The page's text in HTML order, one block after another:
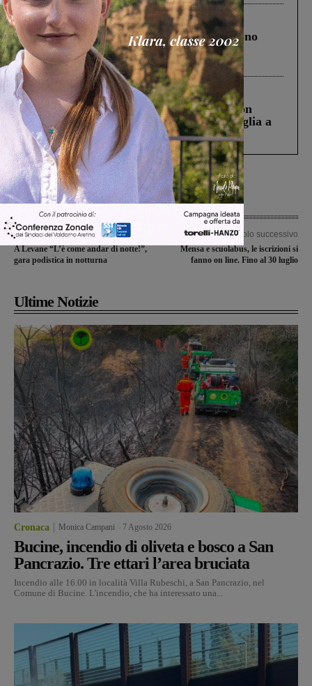
Cronaca 4 Agosto 2026
Un anno fa la strage in A1 in cui morirono
Gianni, Giulia e Franco. Lo schianto, il
processo, lo stop ai sorpassi fra tir....
Cronaca 3 Agosto 2026
Scomparso da una struttura di Castiglion
Fiorentino l’uomo che aveva ucciso la figlia a
Levane nel 2020
Articolo precedente
A Levane “L’è come andar di notte!”,
gara podistica in notturna
Articolo successivo
Mensa e scuolabus, le iscrizioni si
fanno on line. Fino al 30 luglio
Ultime Notizie
Cronaca Monica Campani 7 Agosto 2026
Bucine, incendio di oliveta e bosco a San
Pancrazio. Tre ettari l’area bruciata
Incendio alle 16.00 in località Villa Rubeschi, a San Pancrazio, nel
Comune di Bucine. L'incendio, che ha interessato una...